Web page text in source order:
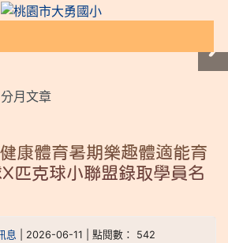
分月文章
康體育暑期樂趣體適能育
匹克球小聯盟錄取學員名
息 | 2026-06-11 | 點閱數： 542